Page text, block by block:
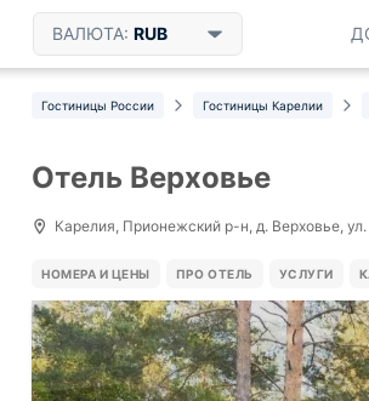
ВАЛЮТА: RUB
Гостиницы России Гостиницы Карелии
Отель Верховье
Карелия, Прионежский р-н, д. Верховье,
НОМЕРА И ЦЕНЫ ПРО ОТЕЛЬ УСЛУГИ